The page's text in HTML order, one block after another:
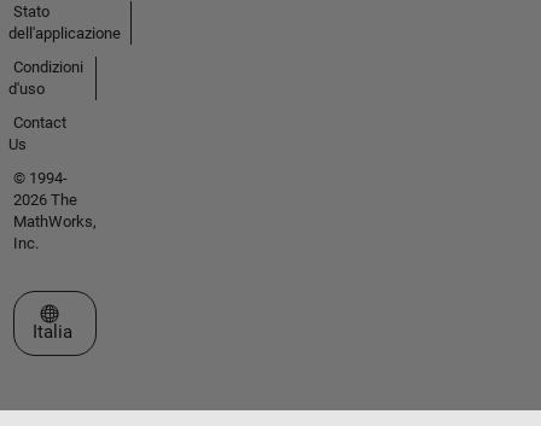
Stato
dell'applicazione
Condizioni
d'uso
Contact
Us
© 1994-
2026 The
MathWorks,
Inc.
Seleziona un sito web
Italia